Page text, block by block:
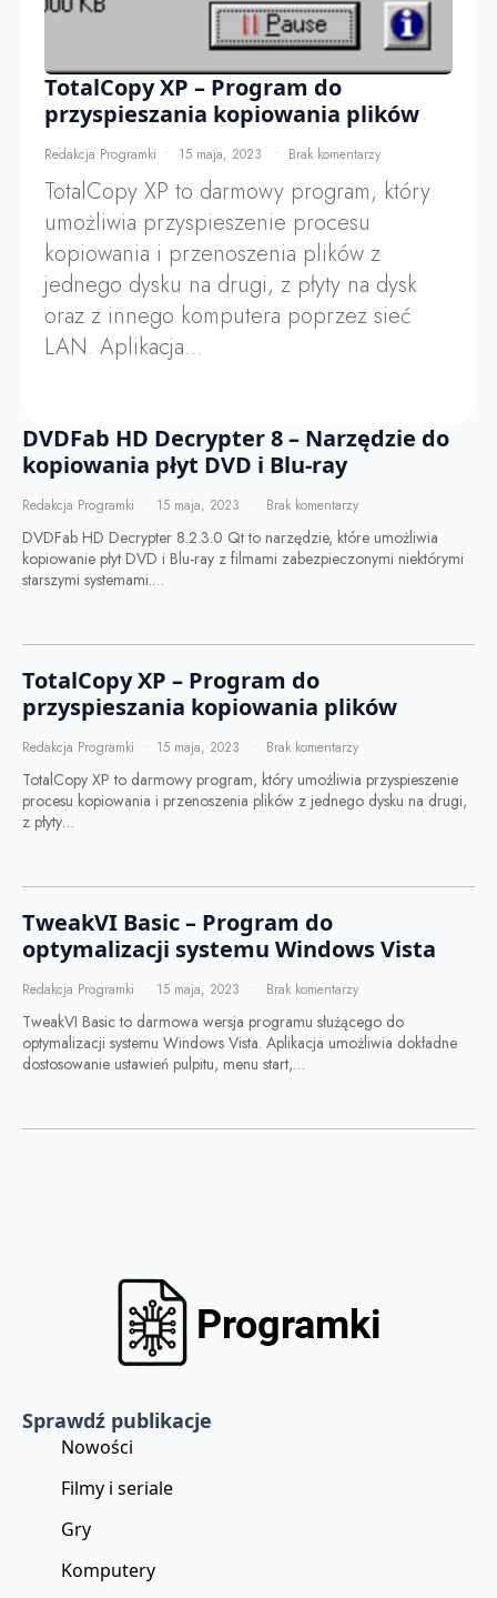
TotalCopy XP – Program do
przyspieszania kopiowania plików
Redakcja Programki 15 maja, 2023 Brak komentarzy
TotalCopy XP to darmowy program, który
umożliwia przyspieszenie procesu
kopiowania i przenoszenia plików z
jednego dysku na drugi, z płyty na dysk
oraz z innego komputera poprzez sieć
LAN. Aplikacja…
DVDFab HD Decrypter 8 – Narzędzie do
kopiowania płyt DVD i Blu-ray
Redakcja Programki 15 maja, 2023 Brak komentarzy
DVDFab HD Decrypter 8.2.3.0 Qt to narzędzie, które umożliwia
kopiowanie płyt DVD i Blu-ray z filmami zabezpieczonymi niektórymi
starszymi systemami.…
TotalCopy XP – Program do
przyspieszania kopiowania plików
Redakcja Programki 15 maja, 2023 Brak komentarzy
TotalCopy XP to darmowy program, który umożliwia przyspieszenie
procesu kopiowania i przenoszenia plików z jednego dysku na drugi,
z płyty…
TweakVI Basic – Program do
optymalizacji systemu Windows Vista
Redakcja Programki 15 maja, 2023 Brak komentarzy
TweakVI Basic to darmowa wersja programu służącego do
optymalizacji systemu Windows Vista. Aplikacja umożliwia dokładne
dostosowanie ustawień pulpitu, menu start,…
Sprawdź publikacje
Nowości
Filmy i seriale
Gry
Komputery